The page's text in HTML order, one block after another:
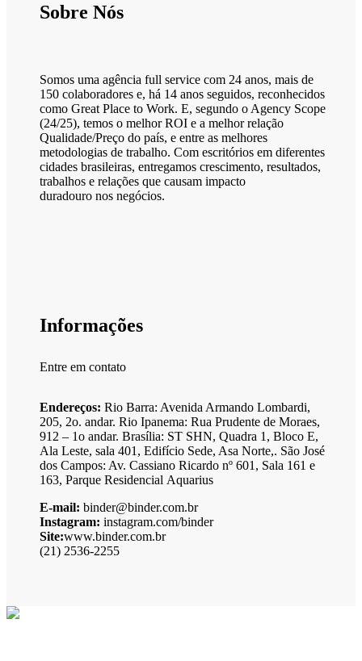
Sobre Nós
Somos uma agência full service com 24 anos, mais de
150 colaboradores e, há 14 anos seguidos, reconhecidos
como Great Place to Work. E, segundo o Agency Scope
(24/25), temos o melhor ROI e a melhor relação
Qualidade/Preço do país, e entre as melhores
metodologias de trabalho. Com escritórios em diferentes
cidades brasileiras, entregamos crescimento, resultados,
trabalhos e relações que causam impacto
duradouro nos negócios.
Informações
Entre em contato
Endereços: Rio Barra: Avenida Armando Lombardi,
205, 2o. andar. Rio Ipanema: Rua Prudente de Moraes,
912 – 1o andar. Brasília: ST SHN, Quadra 1, Bloco E,
Ala Leste, sala 401, Edifício Sede, Asa Norte,. São José
dos Campos: Av. Cassiano Ricardo nº 601, Sala 161 e
163, Parque Residencial Aquarius
E-mail: binder@binder.com.br
Instagram: instagram.com/binder
Site:www.binder.com.br
(21) 2536-2255